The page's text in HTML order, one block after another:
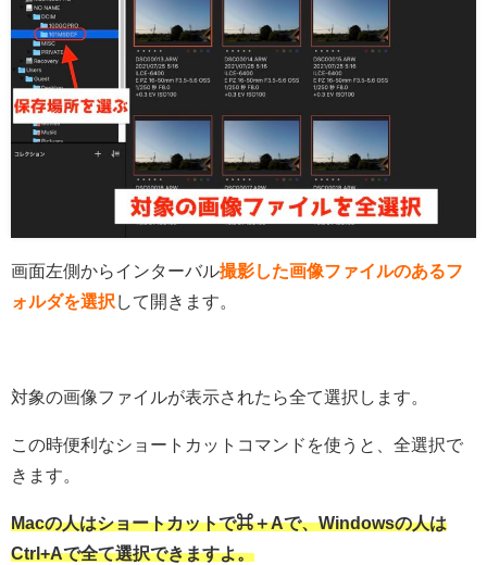
画面左側からインターバル撮影した画像ファイルのあるフ
ォルダを選択 して開きます。
対象の画像ファイルが表示されたら全て選択します。
この時便利なショートカットコマンドを使うと、全選択で
きます。
Macの人はショートカットで⌘＋Aで、Windowsの人は
Ctrl+Aで全て選択できますよ。